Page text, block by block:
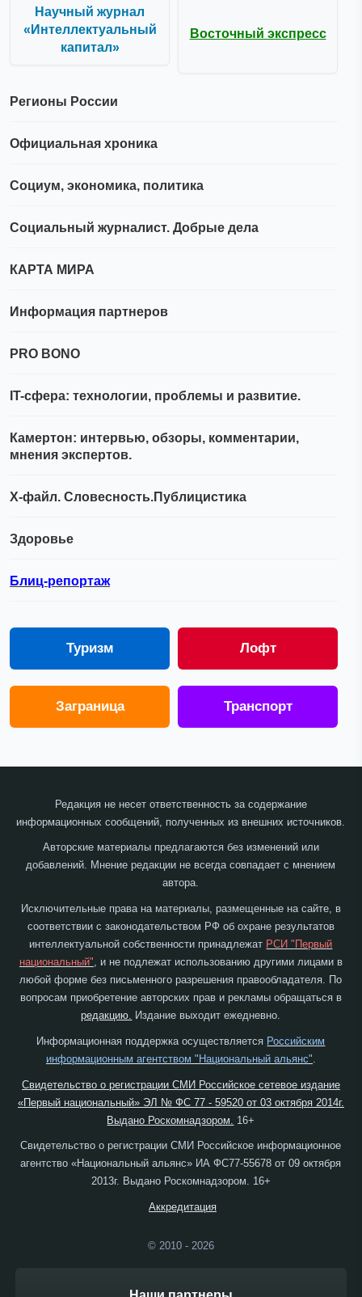
Научный журнал
«Интеллектуальный
капитал»
Восточный экспресс
Регионы России
Официальная хроника
Социум, экономика, политика
Социальный журналист. Добрые дела
КАРТА МИРА
Информация партнеров
PRO BONO
IT-сфера: технологии, проблемы и развитие.
Камертон: интервью, обзоры, комментарии,
мнения экспертов.
Х-файл. Словесность.Публицистика
Здоровье
Блиц-репортаж
Туризм Лофт
Заграница Транспорт
Редакция не несет ответственность за содержание
информационных сообщений, полученных из внешних источников.
Авторские материалы предлагаются без изменений или
добавлений. Мнение редакции не всегда совпадает с мнением
автора.
Исключительные права на материалы, размещенные на сайте, в
соответствии с законодательством РФ об охране результатов
интеллектуальной собственности принадлежат РСИ "Первый
национальный", и не подлежат использованию другими лицами в
любой форме без письменного разрешения правообладателя. По
вопросам приобретение авторских прав и рекламы обращаться в
редакцию. Издание выходит ежедневно.
Информационная поддержка осуществляется Российским
информационным агентством "Национальный альянс"
Свидетельство о регистрации СМИ Российское сетевое издание
«Первый национальный» ЭЛ № ФС 77 - 59520 от 03 октября 2014г.
Выдано Роскомнадзором.
16+
Свидетельство о регистрации СМИ Российское информационное
агентство «Национальный альянс» ИА ФС77-55678 от 09 октября
2013г. Выдано Роскомнадзором. 16+
Аккредитация
© 2010 - 2026